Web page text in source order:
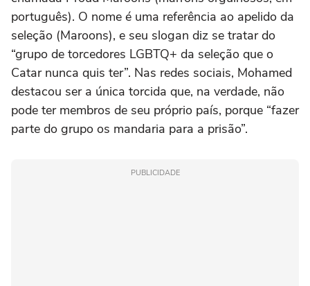
português). O nome é uma referência ao apelido da
seleção (Maroons), e seu slogan diz se tratar do
“grupo de torcedores LGBTQ+ da seleção que o
Catar nunca quis ter”. Nas redes sociais, Mohamed
destacou ser a única torcida que, na verdade, não
pode ter membros de seu próprio país, porque “fazer
parte do grupo os mandaria para a prisão”.
PUBLICIDADE